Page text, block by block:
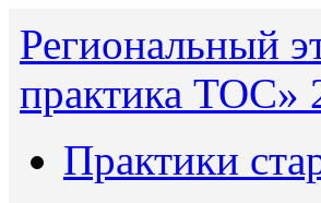
Региональный
практика ТОС»
Практики